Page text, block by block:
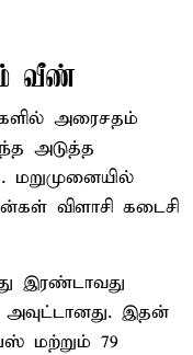
வீண்
அரைசதம்
அடுத்த
மறுமுனையில்
விளாசி கடைசி
இரண்டாவது
இதன்
மற்றும் 79